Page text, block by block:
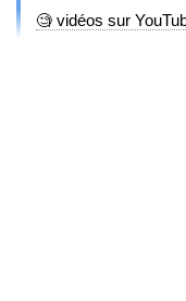
🧐 vidéos sur